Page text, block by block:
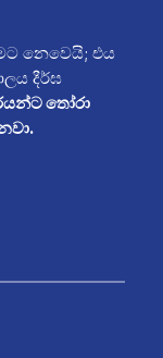
නෙවෙයි; එය
දීර්ඝ
තෝරා